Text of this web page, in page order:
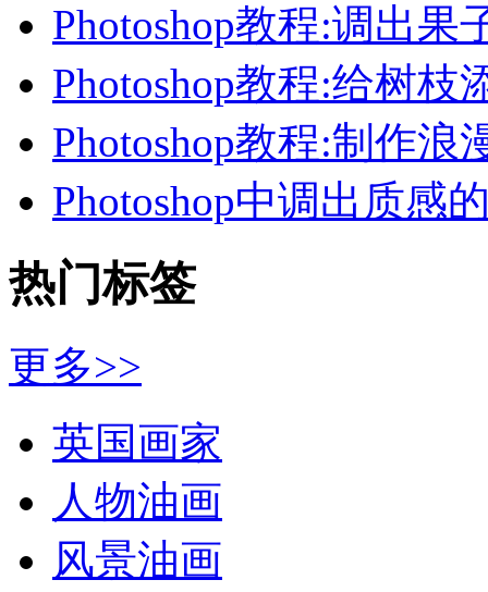
Photoshop教程:调出果
Photoshop教程:给树枝
Photoshop教程:制作浪
Photoshop中调出质感
热门标签
更多>>
英国画家
人物油画
风景油画